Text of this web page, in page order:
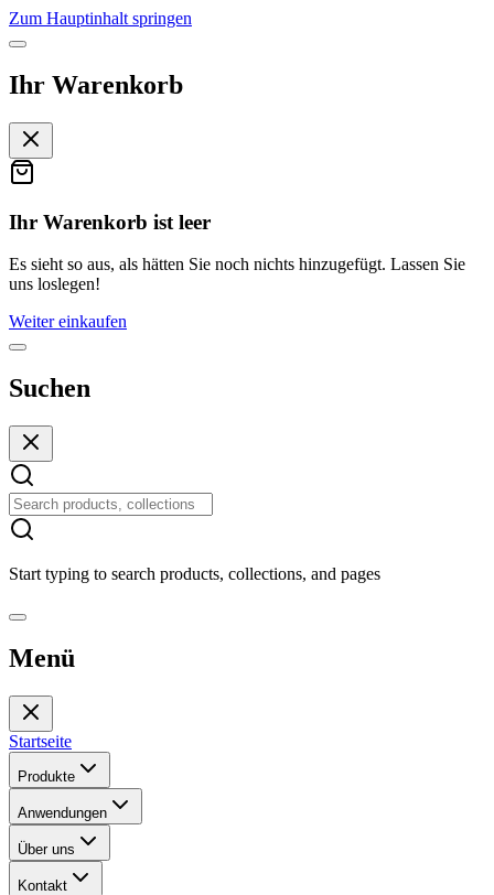
Zum Hauptinhalt springen
Ihr Warenkorb
Ihr Warenkorb ist leer
Es sieht so aus, als hätten Sie noch nichts hinzugefügt. Lassen Sie
uns loslegen!
Weiter einkaufen
Suchen
Start typing to search products, collections, and pages
Menü
Startseite
Produkte
Anwendungen
Über uns
Kontakt